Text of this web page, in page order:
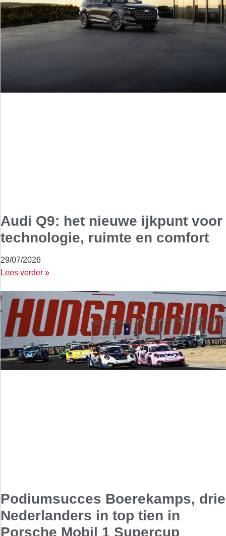
Audi Q9: het nieuwe ijkpunt voor
technologie, ruimte en comfort
29/07/2026
Lees verder »
Podiumsucces Boerekamps, drie
Nederlanders in top tien in
Porsche Mobil 1 Supercup